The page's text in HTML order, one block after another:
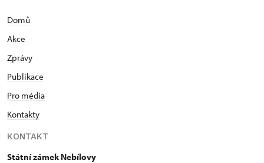
Domů
Akce
Zprávy
Publikace
Pro média
Kontakty
KONTAKT
Státní zámek Nebílovy